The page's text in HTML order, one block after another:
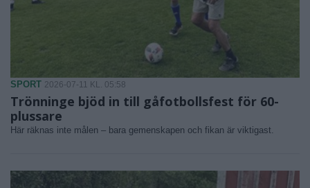
SPORT 2026-07-11 KL. 05:58
Trönninge bjöd in till gåfotbollsfest för 60-
plussare
Här räknas inte målen – bara gemenskapen och fikan är viktigast.